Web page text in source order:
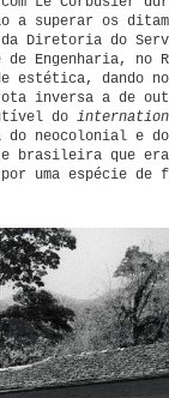
a superar os
Diretoria do
de Engenharia, no
estética, dando
inversa a de
do
neocolonial e
que era
uma espécie de